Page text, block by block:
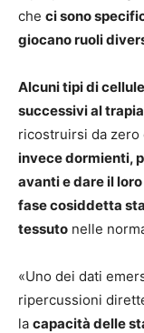
che ci sono
giocano ruoli
Alcuni tipi di
successivi al
ricostruirsi da zero
invece dormienti,
avanti e dare il
fase cosiddetta
tessuto nelle
«Uno dei dati
ripercussioni
la capacità delle